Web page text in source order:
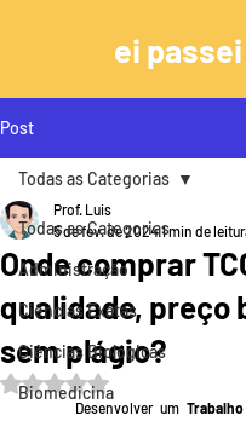
ei passei
Post
Todas as Categorias
Administração
Ciências Exatas
Ciências Biológicas
Biomedicina
Todas as Categorias
Onde comprar
qualidade, preço
sem plágio?
Prof. Luis
5 de fev. de 20241 min de
Avaliado com NaN de 5
	Desenvolver um